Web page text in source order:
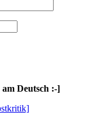
Deutsch :-]